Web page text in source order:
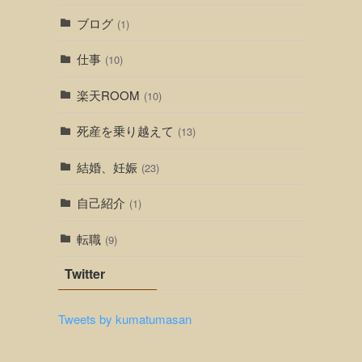
ブログ (1)
仕事 (10)
楽天ROOM (10)
死産を乗り越えて (13)
結婚、妊娠 (23)
自己紹介 (1)
転職 (9)
Twitter
Tweets by kumatumasan